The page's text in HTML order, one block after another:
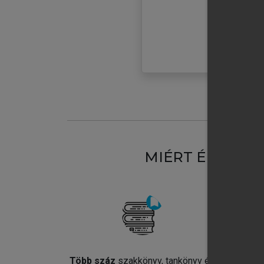
MIÉRT
Több száz szakkönyv, tankönyv és